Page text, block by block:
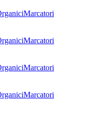
Marcatori
Marcatori
Marcatori
Marcatori